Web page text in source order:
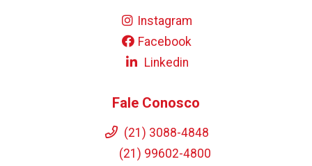
Instagram
Facebook
Linkedin
Fale Conosco
(21) 3088-4848
(21) 99602-4800